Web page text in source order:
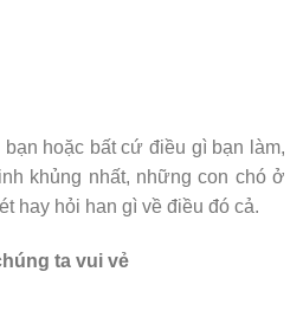
hoặc bất cứ điều gì bạn làm,
khủng nhất, những con chó ở
hay hỏi han gì về điều đó cả.
ta vui vẻ